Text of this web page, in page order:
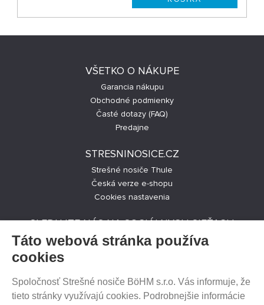
VŠETKO O NÁKUPE
Garancia nákupu
Obchodné podmienky
Časté dotazy (FAQ)
Predajne
STRESNINOSICE.CZ
Strešné nosiče Thule
Česká verze e-shopu
Cookies nastavenia
SLEDUJTE NÁS NA SOCIÁLNYCH SIEŤACH
PREDAJ NA SPLÁTKY
Táto webová stránka používa
cookies
Spoločnosť Strešné nosiče BöHM s.r.o. Vás informuje, že
tieto stránky využívajú cookies. Podrobnejšie informácie